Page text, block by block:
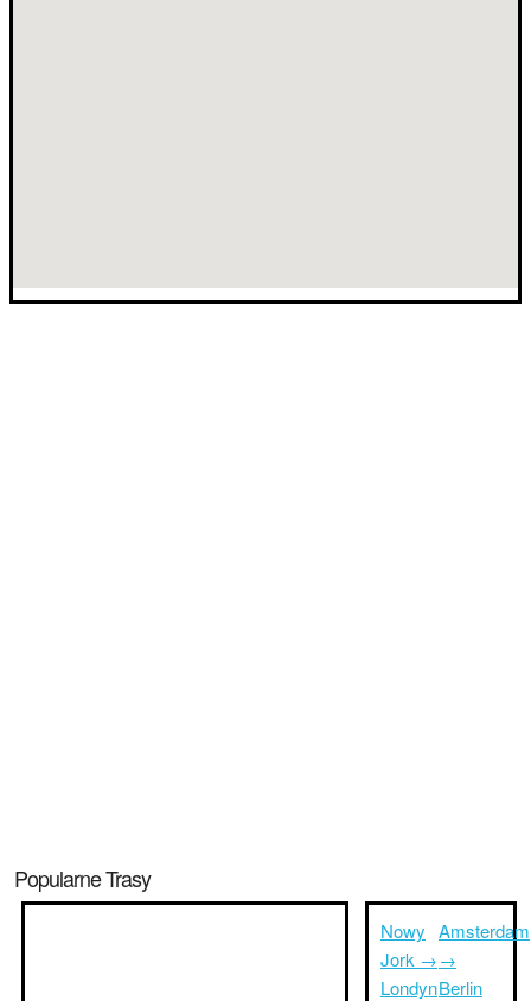
Popularne Trasy
Nowy
Jork →
Londyn
Amsterdam
→
Berlin